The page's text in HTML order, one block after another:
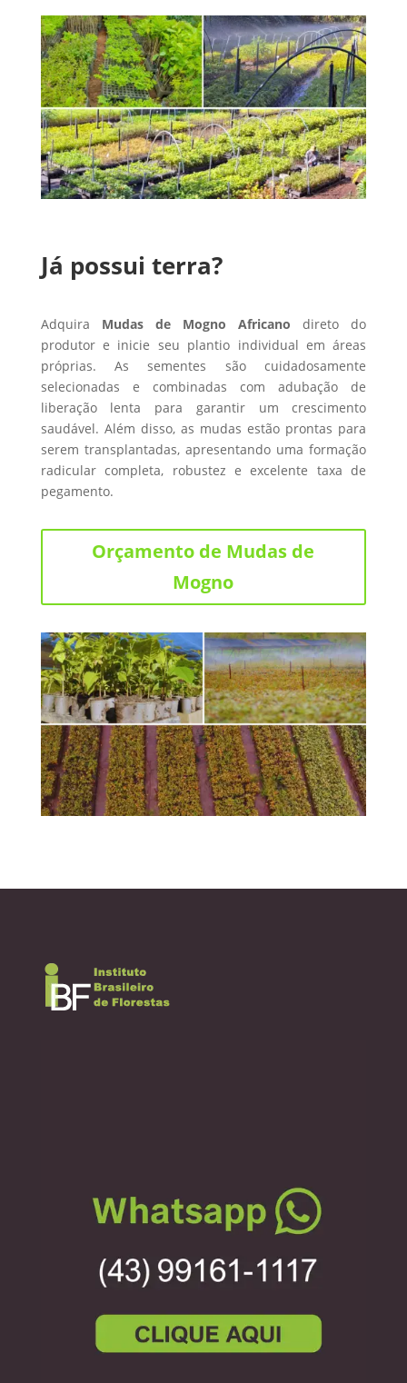
Já possui terra?
Adquira Mudas de Mogno Africano direto do
produtor e inicie seu plantio individual em áreas
próprias. As sementes são cuidadosamente
selecionadas e combinadas com adubação de
liberação lenta para garantir um crescimento
saudável. Além disso, as mudas estão prontas para
serem transplantadas, apresentando uma formação
radicular completa, robustez e excelente taxa de
pegamento.
Orçamento de Mudas de
Mogno